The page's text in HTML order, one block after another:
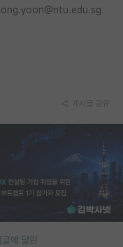
에 달린